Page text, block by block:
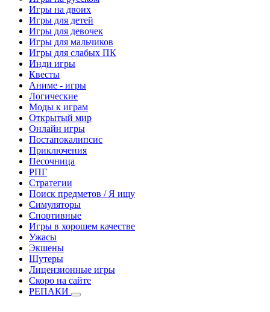
Игры на двоих
Игры для детей
Игры для девочек
Игры для мальчиков
Игры для слабых ПК
Инди игры
Квесты
Аниме - игры
Логические
Моды к играм
Открытый мир
Онлайн игры
Постапокалипсис
Приключения
Песочница
РПГ
Стратегии
Поиск предметов / Я ищу
Симуляторы
Спортивные
Игры в хорошем качестве
Ужасы
Экшены
Шутеры
Лицензионные игры
Скоро на сайте
РЕПАКИ